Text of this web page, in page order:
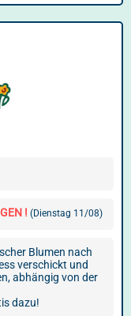
! (Dienstag 11/08)
Blumen nach
verschickt und
abhängig von der
dazu!